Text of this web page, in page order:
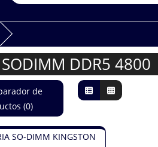
DDR5 4800
de
(0)